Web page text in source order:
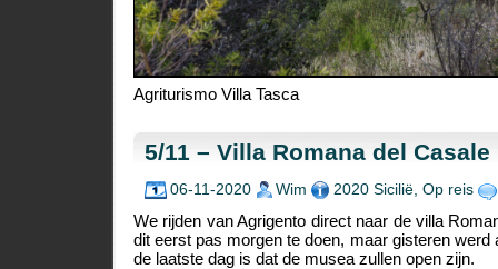
Agriturismo Villa Tasca
5/11 – Villa Romana del Casale
06-11-2020 Wim 2020 Sicilië Op reis
We rijden van Agrigento direct naar de villa
dit eerst pas morgen te doen, maar gisteren werd
de laatste dag is dat de musea zullen open zijn.